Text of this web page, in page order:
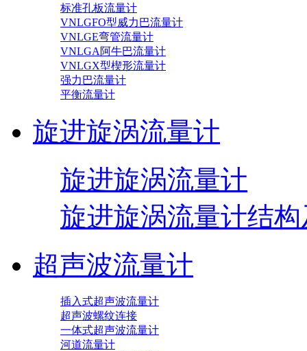
标准孔板流量计
VNLGFO型威力巴流量计
VNLGE弯管流量计
VNLGA阿牛巴流量计
VNLGX型楔形流量计
强力巴流量计
平衡流量计
旋进旋涡流量计
旋进旋涡流量计
旋进旋涡流量计结
超声波流量计
插入式超声波流量计
超声波螺纹连接
一体式超声波流量计
河道流量计